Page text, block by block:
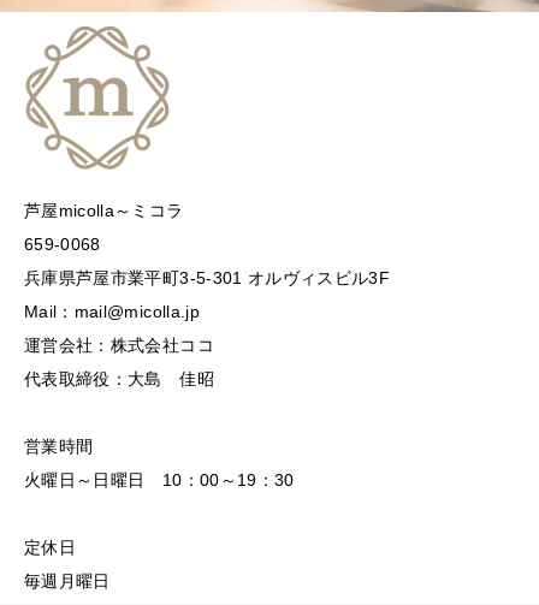
芦屋micolla～ミコラ
659-0068
兵庫県芦屋市業平町3-5-301 オルヴィスビル3F
Mail：mail@micolla.jp
運営会社：株式会社ココ
代表取締役：大島 佳昭
営業時間
火曜日～日曜日 10：00～19：30
定休日
毎週月曜日